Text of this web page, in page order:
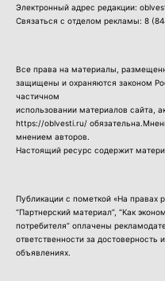
Электронный адрес редакции:
Связаться с отделом рекламы: 8
Все права на материалы,
защищены и охраняются законом
частичном
использовании материалов сайта,
https://oblvesti.ru/
мнением авторов.
Настоящий ресурс содержит
Публикации с пометкой «На правах
“Партнерский материал”, “Как
потребителя” оплачены
ответственности за
объявлениях.